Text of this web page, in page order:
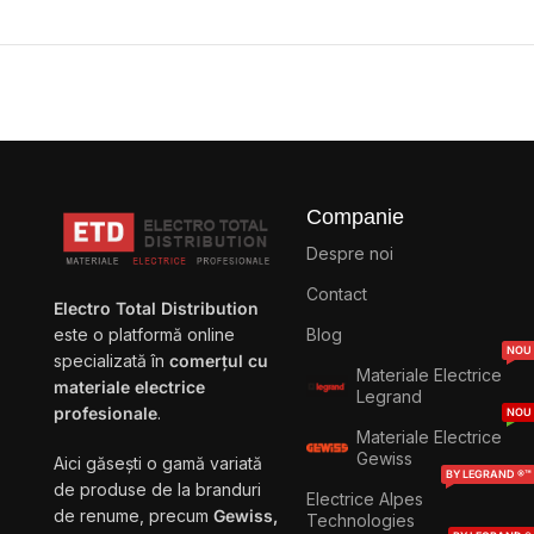
Electro Total Distribution
este o platformă online
specializată în comerțul cu
materiale electrice
profesionale.
Aici găsești o gamă variată
de produse de la branduri
de renume, precum Gewiss,
Companie
Despre noi
Contact
Blog
Materiale Electrice
Legrand
NOU
Materiale Electrice
Gewiss
NOU
Electrice Alpes
Technologies
BY LEGRAND ®™